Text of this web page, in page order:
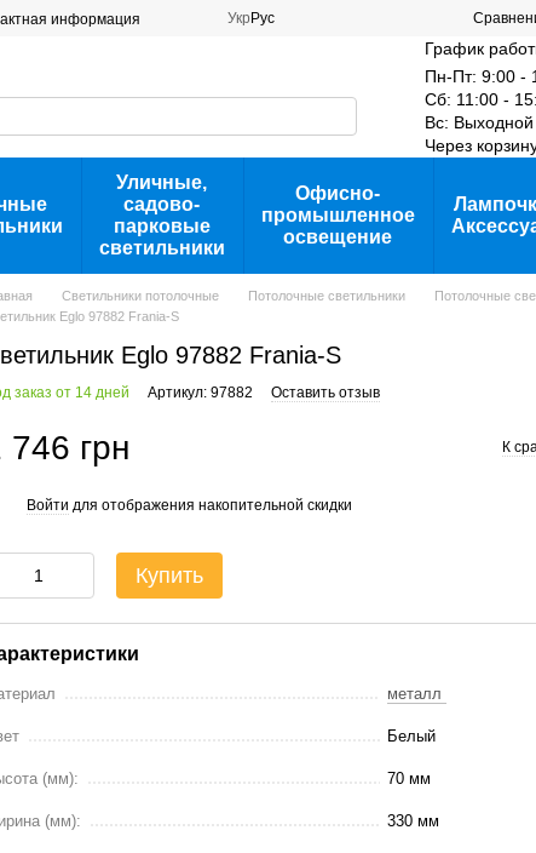
информация Укр Рус
График
Пн-Пт: 9:00 -
Сб: 11:00 -
Вс: Выходной
Через
Уличные,
садово-
парковые
светильники
Офисно-
промышленное
освещение
Светильники потолочные Потолочные светильники
Потолочные
Eglo 97882 Frania-S
Eglo 97882 Frania-S
заказ от 14 дней Артикул: 97882 Оставить отзыв
746 грн К
Войти для отображения накопительной скидки
Купить
металл
Белый
(мм): 70 мм
(мм): 330 мм